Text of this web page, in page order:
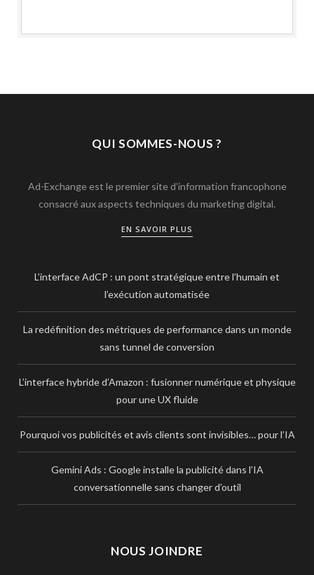
QUI SOMMES-NOUS ?
Ad-Exchange est le premier site d’information francophone
consacré aux aspects techniques du marketing digital.
EN SAVOIR PLUS
L’interface AdCP : un pont stratégique entre l’humain et
l’exécution automatisée
La redéfinition des métriques de performance dans un monde
sans tunnel de conversion
L’interface hybride d’Amazon : fusionner numérique et physique
pour une UX fluide
Pourquoi vos publicités et avis clients sont invisibles… pour l’IA
Gemini Ads : Google installe la publicité dans l’IA
conversationnelle sans changer d’outil
NOUS JOINDRE